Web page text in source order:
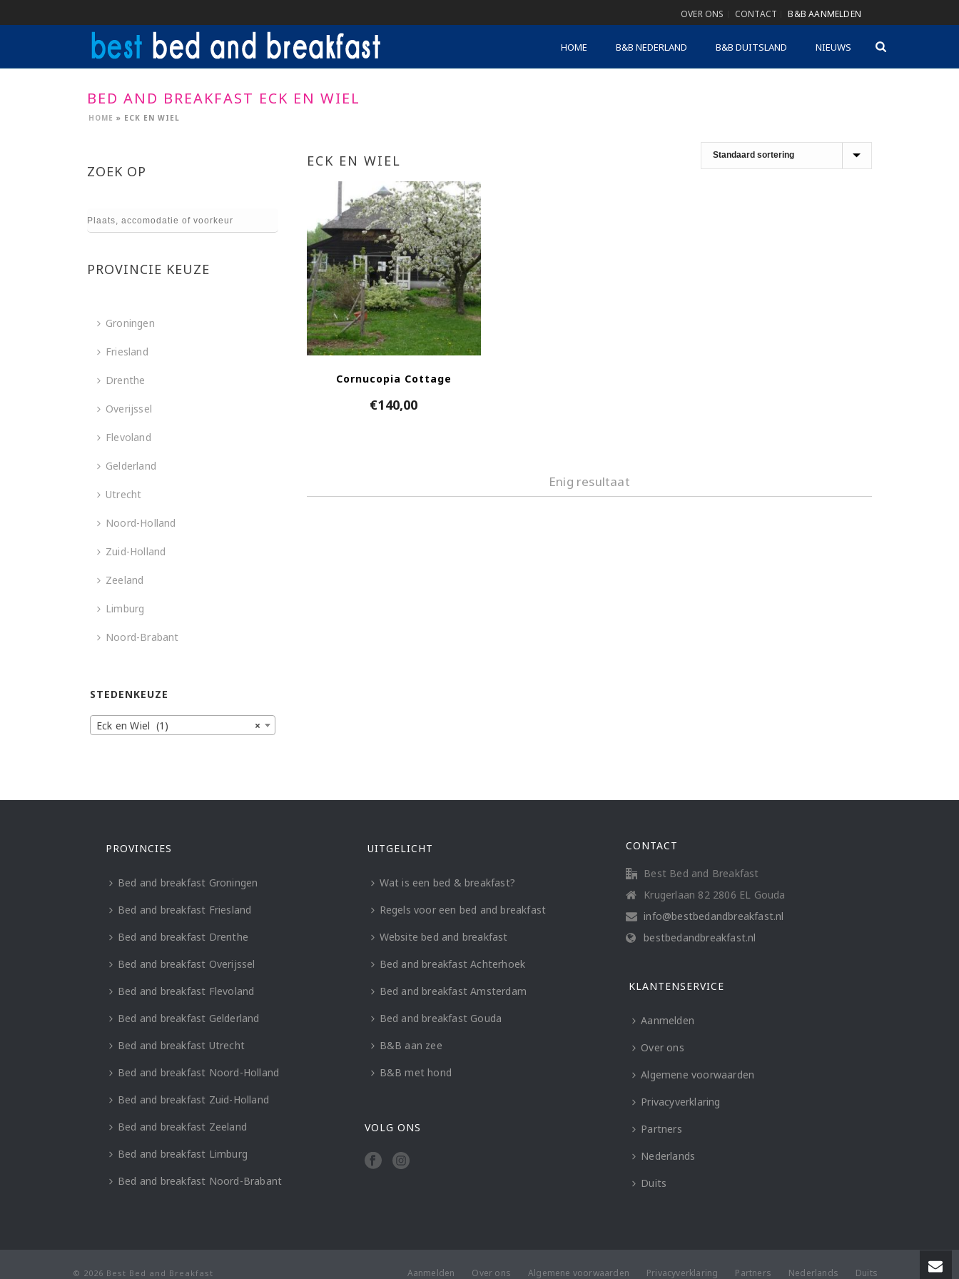
OVER ONS CONTACT B&B AANMELDEN
HOME B&B NEDERLAND B&B DUITSLAND NIEUWS
BED AND BREAKFAST ECK EN WIEL
HOME » ECK EN WIEL
ECK EN WIEL
Cornucopia Cottage
€140,00
Enig resultaat
ZOEK OP
PROVINCIE KEUZE
Groningen
Friesland
Drenthe
Overijssel
Flevoland
Gelderland
Utrecht
Noord-Holland
Zuid-Holland
Zeeland
Limburg
Noord-Brabant
STEDENKEUZE
×
Eck en Wiel (1)
PROVINCIES
Bed and breakfast Groningen
Bed and breakfast Friesland
Bed and breakfast Drenthe
Bed and breakfast Overijssel
Bed and breakfast Flevoland
Bed and breakfast Gelderland
Bed and breakfast Utrecht
Bed and breakfast Noord-Holland
Bed and breakfast Zuid-Holland
Bed and breakfast Zeeland
Bed and breakfast Limburg
Bed and breakfast Noord-Brabant
UITGELICHT
Wat is een bed & breakfast?
Regels voor een bed and breakfast
Website bed and breakfast
Bed and breakfast Achterhoek
Bed and breakfast Amsterdam
Bed and breakfast Gouda
B&B aan zee
B&B met hond
VOLG ONS
CONTACT
Best Bed and Breakfast
Krugerlaan 82 2806 EL Gouda
info@bestbedandbreakfast.nl
bestbedandbreakfast.nl
KLANTENSERVICE
Aanmelden
Over ons
Algemene voorwaarden
Privacyverklaring
Partners
Nederlands
Duits
© 2026 Best Bed and Breakfast Aanmelden Over ons Algemene voorwaarden Privacyverklaring Partners Nederlands Duits